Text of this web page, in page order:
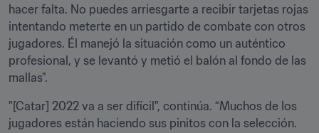
hacer falta. No puedes arriesgarte a recibir tarjetas rojas
intentando meterte en un partido de combate con otros
jugadores. Él manejó la situación como un auténtico
profesional, y se levantó y metió el balón al fondo de las
mallas".
"[Catar] 2022 va a ser difícil", continúa. “Muchos de los
jugadores están haciendo sus pinitos con la selección.